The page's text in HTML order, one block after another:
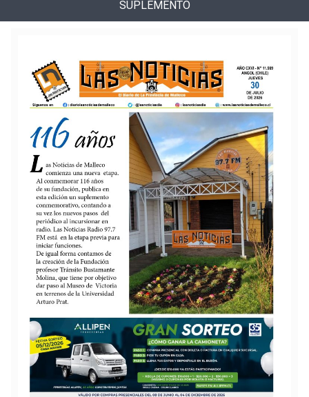
SUPLEMENTO